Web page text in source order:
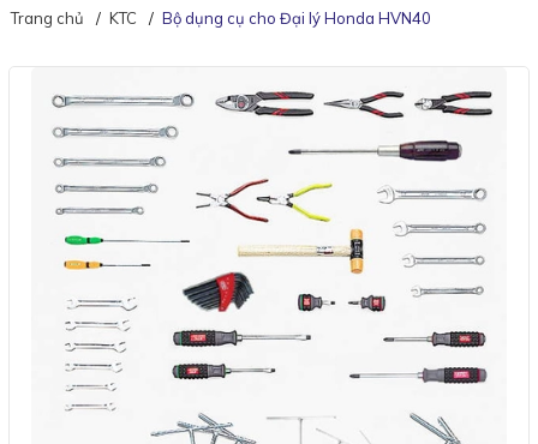
Trang chủ KTC Bộ dụng cụ cho Đại lý Honda HVN40